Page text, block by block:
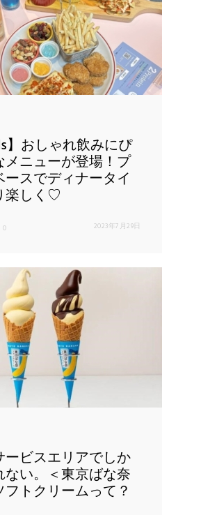
】おしゃれ飲みにぴ
メニューが登場！プ
ースでディナータイ
楽しく♡
0 2023年7月29日
ービスエリアでしか
ない。＜東京ばな奈
フトクリームって？